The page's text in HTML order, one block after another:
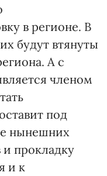
в регионе. В
будут втянуты
А с
членом
под
нынешних
прокладку
и к